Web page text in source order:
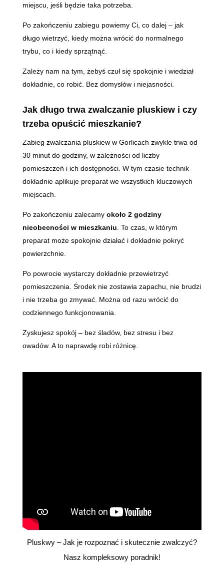
miejscu, jeśli będzie taka potrzeba.
Po zakończeniu zabiegu powiemy Ci, co dalej – jak
długo wietrzyć, kiedy można wrócić do normalnego
trybu, co i kiedy sprzątnąć.
Zależy nam na tym, żebyś czuł się spokojnie i wiedział
dokładnie, co robić. Bez domysłów i niejasności.
Jak długo trwa zwalczanie pluskiew i czy
trzeba opuścić mieszkanie?
Zabieg zwalczania pluskiew w Gorlicach zwykle trwa od
30 minut do godziny, w zależności od liczby
pomieszczeń i ich dostępności. W tym czasie technik
dokładnie aplikuje preparat we wszystkich kluczowych
miejscach.
Po zakończeniu zalecamy około 2 godziny
nieobecności w mieszkaniu . To czas, w którym
preparat może spokojnie działać i dokładnie pokryć
powierzchnie.
Po powrocie wystarczy dokładnie przewietrzyć
pomieszczenia. Środek nie zostawia zapachu, nie brudzi
i nie trzeba go zmywać. Można od razu wrócić do
codziennego funkcjonowania.
Zyskujesz spokój – bez śladów, bez stresu i bez
owadów. A to naprawdę robi różnicę.
Pluskwy – Jak je rozpoznać i skutecznie zwalczyć?
Nasz kompleksowy poradnik!